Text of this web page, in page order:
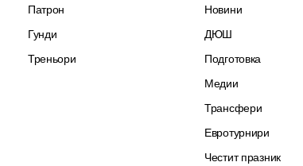
Патрон
Гунди
Треньори
Новини
ДЮШ
Подготовка
Медии
Трансфери
Евротурнири
Честит празник